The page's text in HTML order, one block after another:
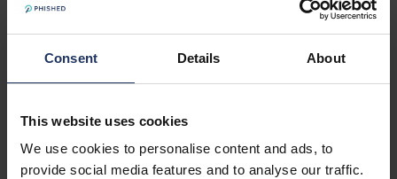
Consent Details About
This website uses cookies
We use cookies to personalise content and ads, to
provide social media features and to analyse our traffic.
platform moeten besteden, was het een erg goede
investering. We kijken hoogstens één keer per kwartaal
bij onze vereisten, maar verder doet het platform alles
voor ons. Met de automatische wekelijkse rapportage,